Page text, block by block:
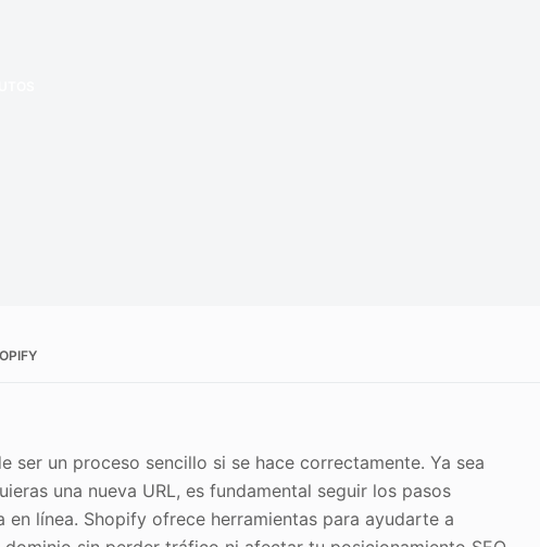
ser un proceso sencillo si se hace correctamente. Ya sea
una nueva URL, es fundamental seguir los pasos
línea. Shopify ofrece herramientas para ayudarte a